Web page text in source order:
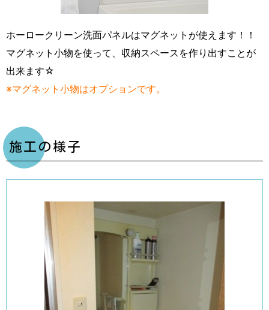
ホーロークリーン洗面パネルはマグネットが使えます！！
マグネット小物を使って、収納スペースを作り出すことが
出来ます☆
※マグネット小物はオプションです。
施工の様子